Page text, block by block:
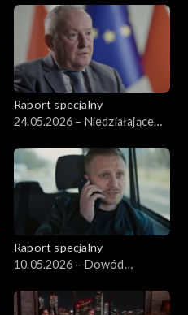
Raport specjalny
24.05.2026 – Niedziałające
Raport specjalny
10.05.2026 – Dowód